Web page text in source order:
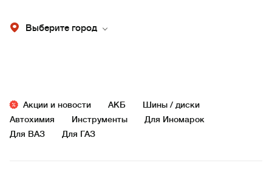
Выберите город
Акции и новости АКБ
Шины / диски
Автохимия
Инструменты
Для Иномарок
Для ВАЗ
Для ГАЗ